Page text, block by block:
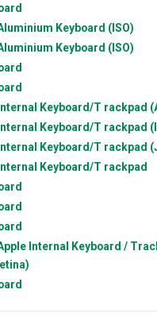
Keyboard (ISO)
Keyboard (ISO)
Internal Keyboard/T rackpad
Internal Keyboard/T rackpad
Internal Keyboard/T rackpad
Internal Keyboard/T rackpad
Internal Keyboard /